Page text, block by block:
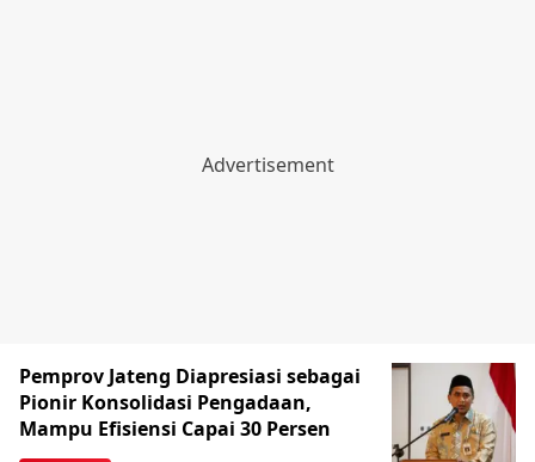
Pemprov Jateng Diapresiasi sebagai
Pionir Konsolidasi Pengadaan,
Mampu Efisiensi Capai 30 Persen